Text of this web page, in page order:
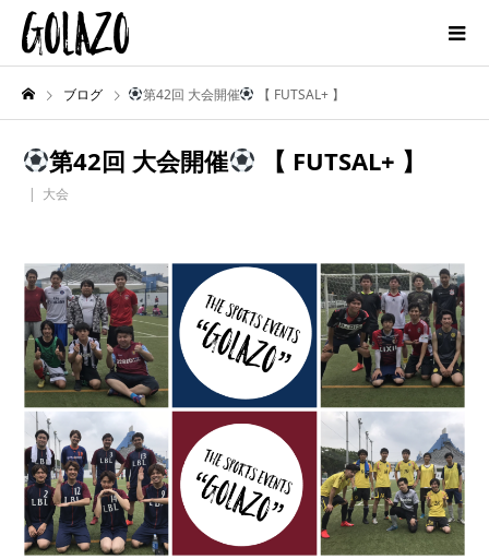
ブログ 第42回 大会開催 【 FUTSAL+ 】
第42回 大会開催 【 FUTSAL+ 】
大会